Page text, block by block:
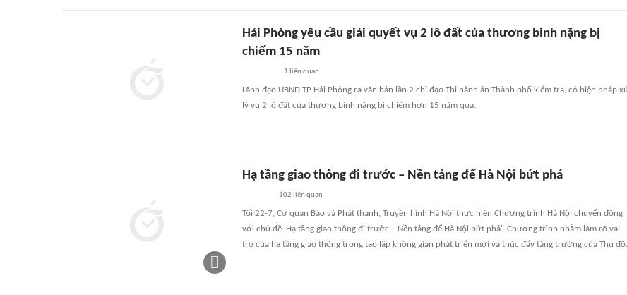
Hải Phòng yêu cầu giải quyết vụ 2 lô đất của thương binh nặng bị
chiếm 15 năm
1 liên quan
Lãnh đạo UBND TP Hải Phòng ra văn bản lần 2 chỉ đạo Thi hành án Thành phố kiểm tra, có biện pháp
lý vụ 2 lô đất của thương binh nặng bị chiếm hơn 15 năm qua.
Hạ tầng giao thông đi trước – Nền tảng để Hà Nội bứt phá
102 liên quan
Tối 22-7, Cơ quan Báo và Phát thanh, Truyền hình Hà Nội thực hiện Chương trình Hà Nội chuyển động
với chủ đề 'Hạ tầng giao thông đi trước – Nền tảng để Hà Nội bứt phá'. Chương trình nhằm làm rõ vai
trò của hạ tầng giao thông trong tạo lập không gian phát triển mới và thúc đẩy tăng trưởng của Thủ đô.